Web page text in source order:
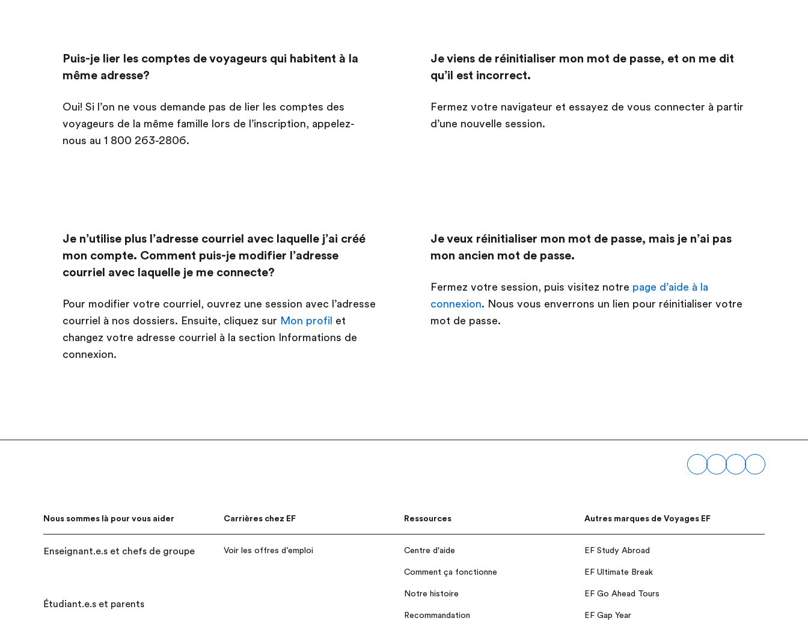
Puis-je lier les comptes de voyageurs qui habitent à la
même adresse?
Oui! Si l’on ne vous demande pas de lier les comptes des
voyageurs de la même famille lors de l’inscription, appelez-
nous au 1 800 263-2806.
Je viens de réinitialiser mon mot de passe, et on me dit
qu’il est incorrect.
Fermez votre navigateur et essayez de vous connecter à partir
d’une nouvelle session.
Je n’utilise plus l’adresse courriel avec laquelle j’ai créé
mon compte. Comment puis-je modifier l’adresse
courriel avec laquelle je me connecte?
Pour modifier votre courriel, ouvrez une session avec l’adresse
courriel à nos dossiers. Ensuite, cliquez sur Mon profil et
changez votre adresse courriel à la section Informations de
connexion.
Je veux réinitialiser mon mot de passe, mais je n’ai pas
mon ancien mot de passe.
Fermez votre session, puis visitez notre page d’aide à la
connexion. Nous vous enverrons un lien pour réinitialiser votre
mot de passe.
Nous sommes là pour vous aider
Enseignant.e.s et chefs de groupe
Étudiant.e.s et parents
Carrières chez EF
Voir les offres d’emploi
Ressources
Centre d'aide
Comment ça fonctionne
Notre histoire
Recommandation
Autres marques de Voyages EF
EF Study Abroad
EF Ultimate Break
EF Go Ahead Tours
EF Gap Year